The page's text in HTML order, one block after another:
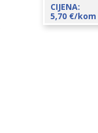
CIJENA:
5,70 €/kom